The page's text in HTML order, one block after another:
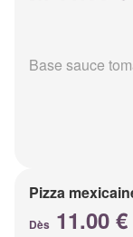
Base sauce
Pizza
Dès 11.00 €